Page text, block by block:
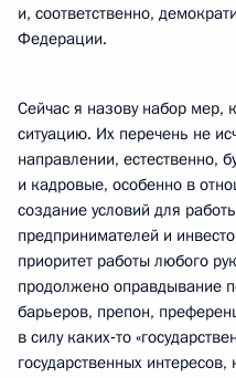
и, соответственно,
Федерации.
Сейчас я назову набор мер,
ситуацию. Их перечень не
направлении, естественно,
и кадровые, особенно в
создание условий для
предпринимателей и
приоритет работы любого
продолжено оправдывание
барьеров, препон,
в силу каких‑то
государственных